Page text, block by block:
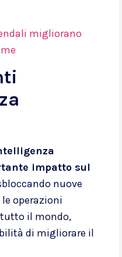
migliorano
impatto sul
nuove
operazioni
il mondo,
di migliorare il